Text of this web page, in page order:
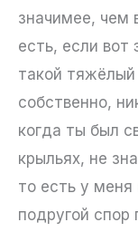
значимее, чем
есть, если вот
такой
собственно,
когда ты был
крыльях, не
то есть у меня
подругой спор